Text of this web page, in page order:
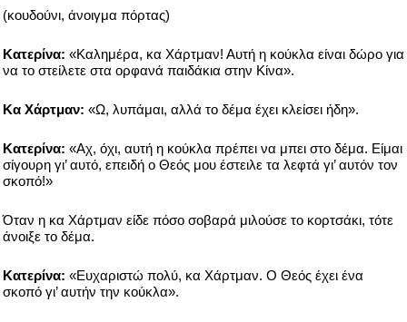
(κουδούνι, άνοιγμα πόρτας)
Κατερίνα: «Καλημέρα, κα Χάρτμαν! Αυτή η κούκλα είναι δώρο για
να το στείλετε στα ορφανά παιδάκια στην Κίνα».
Κα Χάρτμαν: «Ω, λυπάμαι, αλλά το δέμα έχει κλείσει ήδη».
Κατερίνα: «Αχ, όχι, αυτή η κούκλα πρέπει να μπει στο δέμα. Είμαι
σίγουρη γι’ αυτό, επειδή ο Θεός μου έστειλε τα λεφτά γι’ αυτόν τον
σκοπό!»
Όταν η κα Χάρτμαν είδε πόσο σοβαρά μιλούσε το κορτσάκι, τότε
άνοιξε το δέμα.
Κατερίνα: «Ευχαριστώ πολύ, κα Χάρτμαν. Ο Θεός έχει ένα
σκοπό γι’ αυτήν την κούκλα».